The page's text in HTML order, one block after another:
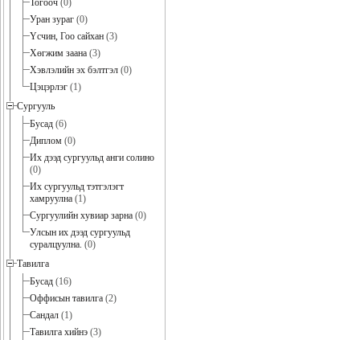
Тогооч (0)
Уран зураг (0)
Үсчин, Гоо сайхан (3)
Хөгжим заана (3)
Хэвлэлийн эх бэлтгэл (0)
Цэцэрлэг (1)
Сургууль
Бусад (6)
Диплом (0)
Их дээд сургуульд анги солино
(0)
Их сургуульд тэтгэлэгт
хамруулна (1)
Сургуулийн хувиар зарна (0)
Улсын их дээд сургуульд
суралцуулна. (0)
Тавилга
Бусад (16)
Оффисын тавилга (2)
Сандал (1)
Тавилга хийнэ (3)